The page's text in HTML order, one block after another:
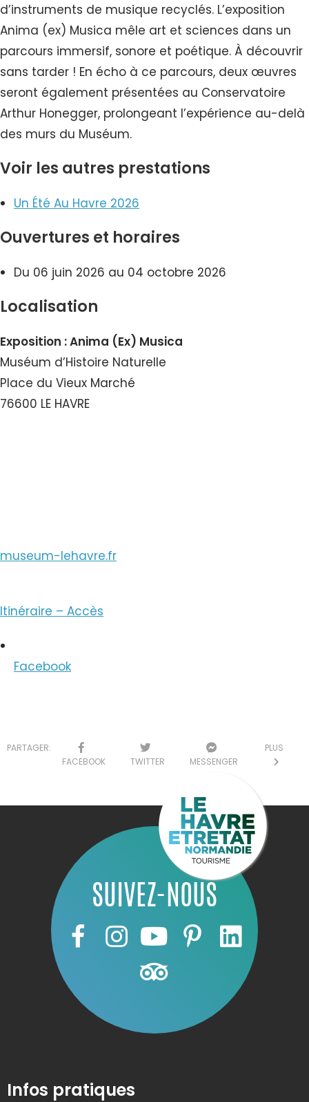
d’instruments de musique recyclés. L’exposition
Anima (ex) Musica mêle art et sciences dans un
parcours immersif, sonore et poétique. À découvrir
sans tarder ! En écho à ce parcours, deux œuvres
seront également présentées au Conservatoire
Arthur Honegger, prolongeant l’expérience au-delà
des murs du Muséum.
Voir les autres prestations
Un Été Au Havre 2026
Ouvertures et horaires
Du 06 juin 2026 au 04 octobre 2026
Localisation
Exposition : Anima (Ex) Musica
Muséum d’Histoire Naturelle
Place du Vieux Marché
76600 LE HAVRE
museum-lehavre.fr
Itinéraire – Accès
Facebook
PARTAGER:
FACEBOOK
TWITTER MESSENGER
PLUS
SUIVEZ-NOUS
Infos pratiques